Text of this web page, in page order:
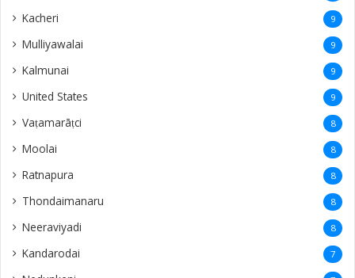
Kacheri 9
Mulliyawalai 9
Kalmunai 9
United States 9
Vaṭamarāṭci 8
Moolai 8
Ratnapura 8
Thondaimanaru 8
Neeraviyadi 8
Kandarodai 7